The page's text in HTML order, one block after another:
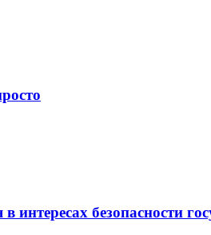
интересах безопасности